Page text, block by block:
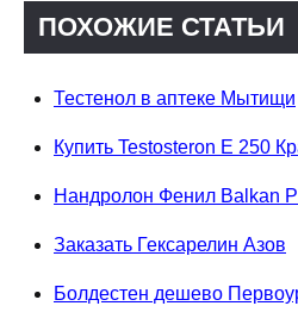
ПОХОЖИЕ СТАТЬИ
Тестенол в аптеке Мытищи
Купить Testosteron E 250
Нандролон Фенил Balkan
Заказать Гексарелин Азов
Болдестен дешево